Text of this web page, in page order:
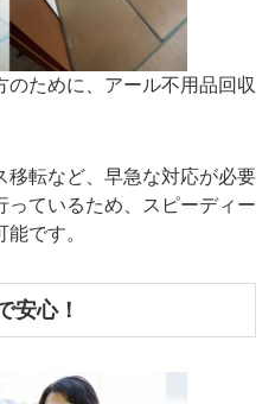
ために、アール不用品回収
移転など、早急な対応が必要
っているため、スピーディー
です。
安心！